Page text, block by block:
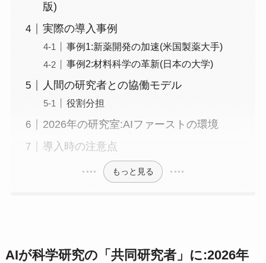
版)
実際の導入事例
事例1:新薬開発の加速(米国製薬大手)
事例2:材料科学の革新(日本の大学)
人間の研究者との協働モデル
役割分担
2026年の研究室:AIファーストの環境
導入時の注意点
もっと見る
AIが科学研究の「共同研究者」に:2026年